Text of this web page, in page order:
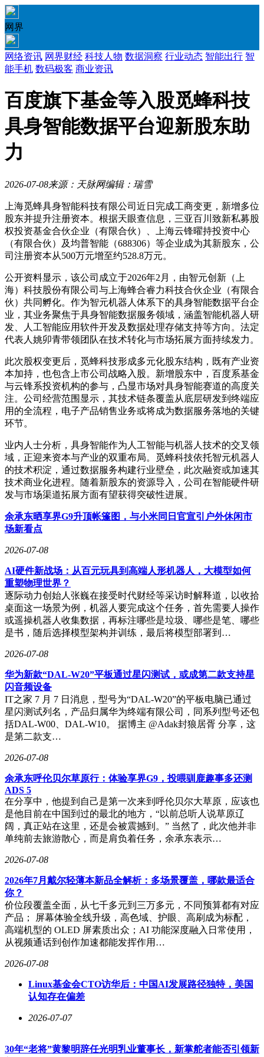
网界
网络资讯 网界财经 科技人物 数据洞察 行业动态 智能出行 智
能手机 数码极客 商业资讯
百度旗下基金等入股觅蜂科技
具身智能数据平台迎新股东助
力
2026-07-08来源：天脉网编辑：瑞雪
上海觅蜂具身智能科技有限公司近日完成工商变更，新增多位
股东并提升注册资本。根据天眼查信息，三亚百川致新私募股
权投资基金合伙企业（有限合伙）、上海云锋曜持投资中心
（有限合伙）及均普智能（688306）等企业成为其新股东，公
司注册资本从500万元增至约528.8万元。
公开资料显示，该公司成立于2026年2月，由智元创新（上
海）科技股份有限公司与上海蜂合睿力科技合伙企业（有限合
伙）共同孵化。作为智元机器人体系下的具身智能数据平台企
业，其业务聚焦于具身智能数据服务领域，涵盖智能机器人研
发、人工智能应用软件开发及数据处理存储支持等方向。法定
代表人姚卯青带领团队在技术转化与市场拓展方面持续发力。
此次股权变更后，觅蜂科技形成多元化股东结构，既有产业资
本加持，也包含上市公司战略入股。新增股东中，百度系基金
与云锋系投资机构的参与，凸显市场对具身智能赛道的高度关
注。公司经营范围显示，其技术链条覆盖从底层研发到终端应
用的全流程，电子产品销售业务或将成为数据服务落地的关键
环节。
业内人士分析，具身智能作为人工智能与机器人技术的交叉领
域，正迎来资本与产业的双重布局。觅蜂科技依托智元机器人
的技术积淀，通过数据服务构建行业壁垒，此次融资或加速其
技术商业化进程。随着新股东的资源导入，公司在智能硬件研
发与市场渠道拓展方面有望获得突破性进展。
余承东晒享界G9升顶帐篷图，与小米同日官宣引户外休闲市
场新看点
2026-07-08
AI硬件新战场：从百元玩具到高端人形机器人，大模型如何
重塑物理世界？
逐际动力创始人张巍在接受时代财经等采访时解释道，以收拾
桌面这一场景为例，机器人要完成这个任务，首先需要人操作
或遥操机器人收集数据，再标注哪些是垃圾、哪些是笔、哪些
是书，随后选择模型架构并训练，最后将模型部署到…
2026-07-08
华为新款“DAL-W20”平板通过星闪测试，或成第二款支持星
闪音频设备
IT之家 7 月 7 日消息，型号为“DAL-W20”的平板电脑已通过
星闪测试列名，产品归属华为终端有限公司，同系列型号还包
括DAL-W00、DAL-W10。 据博主 @Adak封狼居胥 分享，这
是第二款支…
2026-07-08
余承东呼伦贝尔草原行：体验享界G9，投喂驯鹿趣事多还测
ADS 5
在分享中，他提到自己是第一次来到呼伦贝尔大草原，应该也
是他目前在中国到过的最北的地方，“以前总听人说草原辽
阔，真正站在这里，还是会被震撼到。” 当然了，此次他并非
单纯前去旅游散心，而是肩负着任务，余承东表示…
2026-07-08
2026年7月戴尔轻薄本新品全解析：多场景覆盖，哪款最适合
你？
价位段覆盖全面，从七千多元到三万多元，不同预算都有对应
产品； 屏幕体验全线升级，高色域、护眼、高刷成为标配，
高端机型的 OLED 屏素质出众；AI 功能深度融入日常使用，
从视频通话到创作加速都能发挥作用…
2026-07-08
Linux基金会CTO访华后：中国AI发展路径独特，美国
认知存在偏差
2026-07-07
30年“老将”黄黎明辞任光明乳业董事长，新掌舵者能否引领新